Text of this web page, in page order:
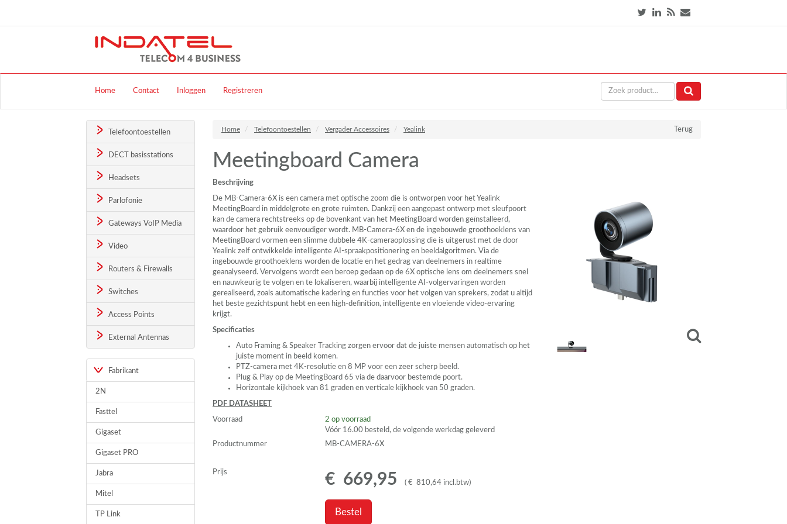
Home Contact Inloggen Registreren
Telefoontoestellen
DECT basisstations
Headsets
Parlofonie
Gateways VoIP Media
Video
Routers & Firewalls
Switches
Access Points
External Antennas
Fabrikant
2N
Fasttel
Gigaset
Gigaset PRO
Jabra
Mitel
TP Link
Terug
Home Telefoontoestellen Vergader Accessoires Yealink
Meetingboard Camera
Beschrijving
De MB-Camera-6X is een camera met optische zoom die is ontworpen voor het Yealink
MeetingBoard in middelgrote en grote ruimten. Dankzij een aangepast ontwerp met sleufpoort
kan de camera rechtstreeks op de bovenkant van het MeetingBoard worden geïnstalleerd,
waardoor het gebruik eenvoudiger wordt. MB-Camera-6X en de ingebouwde groothoeklens van
MeetingBoard vormen een slimme dubbele 4K-cameraoplossing die is uitgerust met de door
Yealink zelf ontwikkelde intelligente AI-spraakpositionering en beeldalgoritmen. Via de
ingebouwde groothoeklens worden de locatie en het gedrag van deelnemers in realtime
geanalyseerd. Vervolgens wordt een beroep gedaan op de 6X optische lens om deelnemers snel
en nauwkeurig te volgen en te lokaliseren, waarbij intelligente AI-volgervaringen worden
gerealiseerd, zoals automatische kadering en functies voor het volgen van sprekers, zodat u altijd
het beste gezichtspunt hebt en een high-definition, intelligente en vloeiende video-ervaring
krijgt.
Specificaties
Auto Framing & Speaker Tracking zorgen ervoor dat de juiste mensen automatisch op het
juiste moment in beeld komen.
PTZ-camera met 4K-resolutie en 8 MP voor een zeer scherp beeld.
Plug & Play op de MeetingBoard 65 via de daarvoor bestemde poort.
Horizontale kijkhoek van 81 graden en verticale kijkhoek van 50 graden.
PDF DATASHEET
Voorraad 2 op voorraad
Vóór 16.00 besteld, de volgende werkdag geleverd
Productnummer
MB-CAMERA-6X
Prijs € 669,95 ( € 810,64 incl.btw)
Bestel